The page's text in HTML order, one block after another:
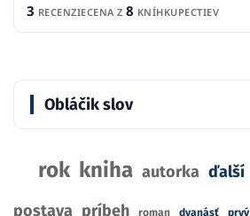
3 RECENZIECENA Z 8 KNÍHKUPECTIEV
Obláčik slov
rok kniha autorka ďalší
postava príbeh roman dvanásť prvý